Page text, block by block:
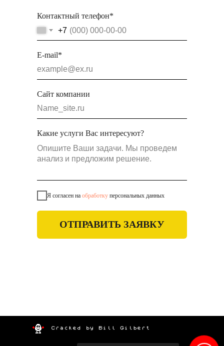
Контактный телефон*
+7
E-mail*
Сайт компании
Какие услуги Вас интересуют?
Я согласен на обработку персональных данных
ОТПРАВИТЬ ЗАЯВКУ